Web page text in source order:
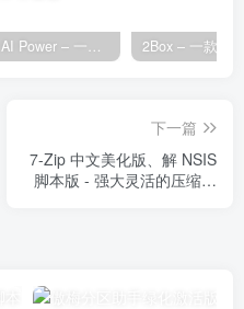
Core AI Power – 一款专为 WordPress 设计的 AI 增强插件
下一篇
7-Zip 中文美化版、解 NSIS
脚本版 - 强大灵活的压缩与